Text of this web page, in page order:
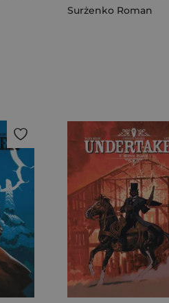
Surżenko Roman